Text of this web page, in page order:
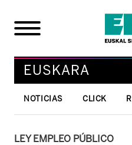
EUSKARA
NOTICIAS CLICK
LEY EMPLEO PÚBLICO